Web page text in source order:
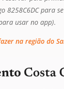
8258C6DC para
usar no app).
na região do
Costa